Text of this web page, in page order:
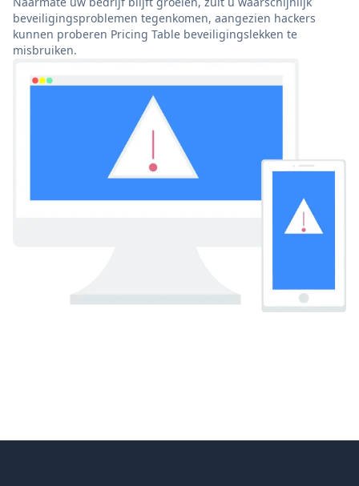
beveiligingsproblemen tegenkomen, aangezien hackers
kunnen proberen Pricing Table beveiligingslekken te
misbruiken.